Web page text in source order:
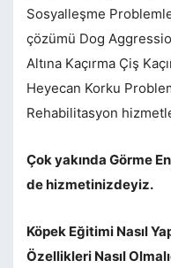
Sosyalleşme
çözümü Dog
Altına Kaçırma Çiş
Heyecan Korku
Rehabilitasyon
Çok yakında Görme
de hizmetinizdeyiz.
Köpek Eğitimi Nasıl
Özellikleri Nasıl